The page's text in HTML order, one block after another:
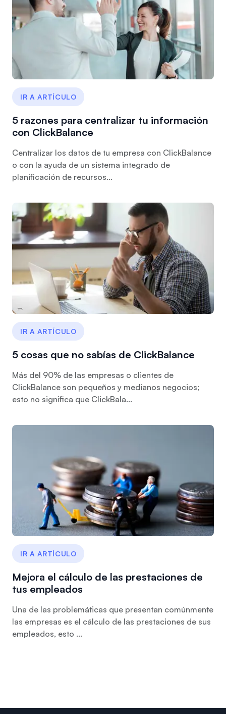
IR A ARTÍCULO
5 razones para centralizar tu información
con ClickBalance
Centralizar los datos de tu empresa con ClickBalance
o con la ayuda de un sistema integrado de
planificación de recursos...
IR A ARTÍCULO
5 cosas que no sabías de ClickBalance
Más del 90% de las empresas o clientes de
ClickBalance son pequeños y medianos negocios;
esto no significa que ClickBala...
IR A ARTÍCULO
Mejora el cálculo de las prestaciones de
tus empleados
Una de las problemáticas que presentan comúnmente
las empresas es el cálculo de las prestaciones de sus
empleados, esto ...